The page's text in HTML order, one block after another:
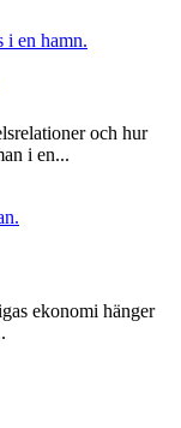
och hur
i en...
ekonomi hänger